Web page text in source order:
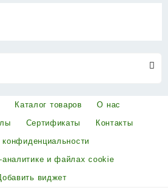
Каталог товаров
О нас
Сертификаты
Контакты
конфиденциальности
аналитике и файлах cookie
виджет